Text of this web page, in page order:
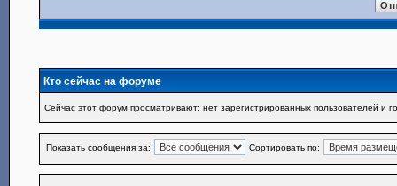
Кто сейчас на форуме
Сейчас этот форум просматривают: нет зарегистрированных пользователей и
Показать сообщения за: Сортировать по: